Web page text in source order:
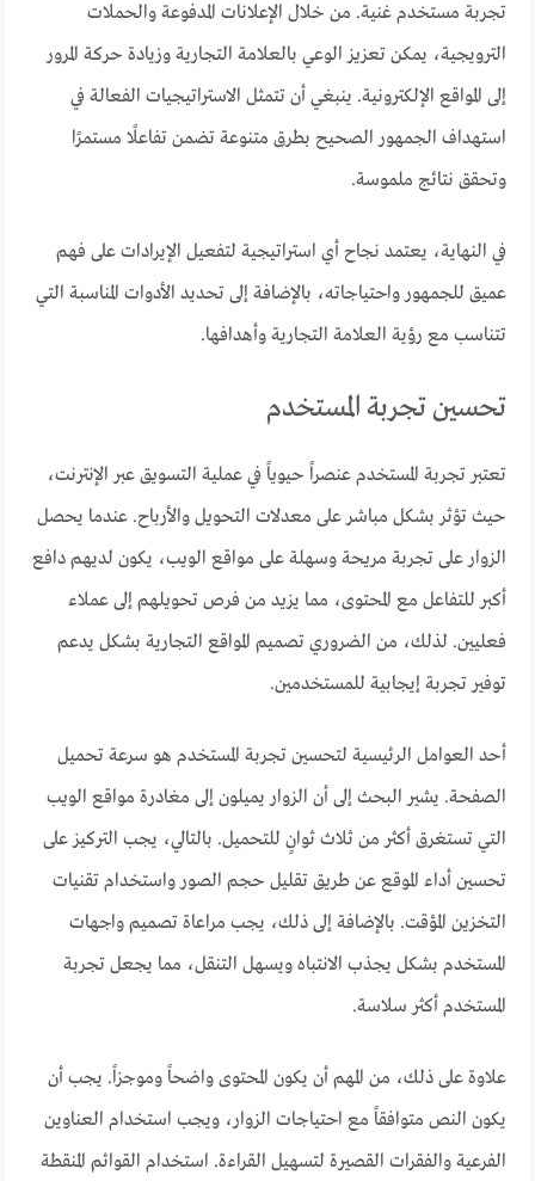
تجربة مستخدم غنية. من خلال الإعلانات المدفوعة والحملات
الترويجية، يمكن تعزيز الوعي بالعلامة التجارية وزيادة حركة المرور
إلى المواقع الإلكترونية. ينبغي أن تتمثل الاستراتيجيات الفعالة في
استهداف الجمهور الصحيح بطرق متنوعة تضمن تفاعلًا مستمرًا
وتحقق نتائج ملموسة.
في النهاية، يعتمد نجاح أي استراتيجية لتفعيل الإيرادات على فهم
عميق للجمهور واحتياجاته، بالإضافة إلى تحديد الأدوات المناسبة التي
تتناسب مع رؤية العلامة التجارية وأهدافها.
تحسين تجربة المستخدم
تعتبر تجربة المستخدم عنصراً حيوياً في عملية التسويق عبر الإنترنت،
حيث تؤثر بشكل مباشر على معدلات التحويل والأرباح. عندما يحصل
الزوار على تجربة مريحة وسهلة على مواقع الويب، يكون لديهم دافع
أكبر للتفاعل مع المحتوى، مما يزيد من فرص تحويلهم إلى عملاء
فعليين. لذلك، من الضروري تصميم المواقع التجارية بشكل يدعم
توفير تجربة إيجابية للمستخدمين.
أحد العوامل الرئيسية لتحسين تجربة المستخدم هو سرعة تحميل
الصفحة. يشير البحث إلى أن الزوار يميلون إلى مغادرة مواقع الويب
التي تستغرق أكثر من ثلاث ثوانٍ للتحميل. بالتالي، يجب التركيز على
تحسين أداء الموقع عن طريق تقليل حجم الصور واستخدام تقنيات
التخزين المؤقت. بالإضافة إلى ذلك، يجب مراعاة تصميم واجهات
المستخدم بشكل يجذب الانتباه ويسهل التنقل، مما يجعل تجربة
المستخدم أكثر سلاسة.
علاوة على ذلك، من المهم أن يكون المحتوى واضحاً وموجزاً. يجب أن
يكون النص متوافقاً مع احتياجات الزوار، ويجب استخدام العناوين
الفرعية والفقرات القصيرة لتسهيل القراءة. استخدام القوائم المنقطة